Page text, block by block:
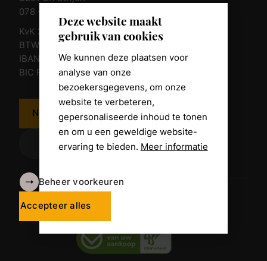
Deze website maakt
gebruik van cookies
We kunnen deze plaatsen voor
analyse van onze
bezoekersgegevens, om onze
website te verbeteren,
gepersonaliseerde inhoud te tonen
en om u een geweldige website-
ervaring te bieden. Meer informatie
Beheer voorkeuren
Accepteer alles
078 - 674 84 85
KvK 23011135
BTW nr. NL 805098938.B.01
IBAN NL10 RABO 0361 8039 58
BIC RABONL2U
Neem contact op
Algemene voorwaarden